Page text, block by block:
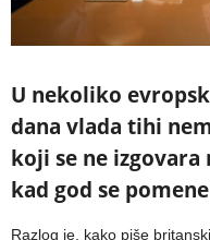
U nekoliko
dana vlada tihi
koji se ne izgovara
kad god se
Razlog je, kako piše